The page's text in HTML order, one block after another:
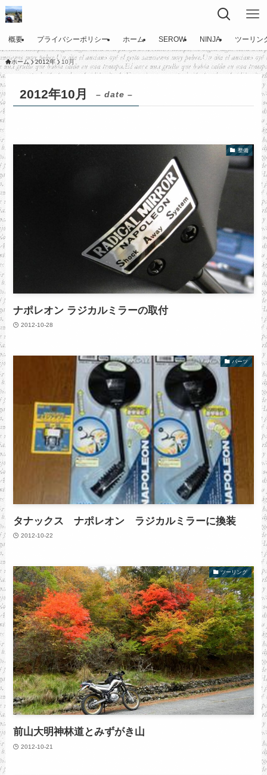
概要 プライバシーポリシー ホーム SEROW NINJA ツーリン
ホーム 2012年 10月
2012年10月 – date –
整備
ナポレオン ラジカルミラーの取付
2012-10-28
パーツ
タナックス ナポレオン ラジカルミラーに換装
2012-10-22
ツーリング
前山大明神林道とみずがき山
2012-10-21